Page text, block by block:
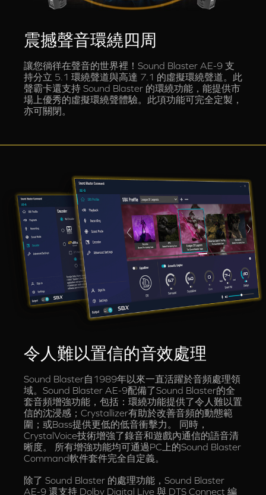
震撼聲音環繞四周
讓您徜徉在聲音的世界裡！Sound Blaster AE-9 支
持分立 5.1 環繞聲道與高達 7.1 的虛擬環繞聲道。此
聲霸卡還支持 Sound Blaster 的環繞功能，能提供市
場上優秀的虛擬環繞聲體驗。此項功能可完全定製，
亦可關閉。
令人難以置信的音效處理
Sound Blaster自1989年以來一直活躍於音頻處理領
域。Sound Blaster AE-9配備了Sound Blaster的全
套音頻增強功能，包括：環繞功能提供了令人難以置
信的沈浸感；Crystallizer有助於改善音頻的動態範
圍；或Bass提供更低的低音衝擊力。 同時，
CrystalVoice技術增強了錄音和遊戲內通信的語音清
晰度。 所有增強功能均可通過PC上的Sound Blaster
Command軟件套件完全自定義。
除了 Sound Blaster 的處理功能，Sound Blaster
AE-9 還支持 Dolby Digital Live 與 DTS Connect 編